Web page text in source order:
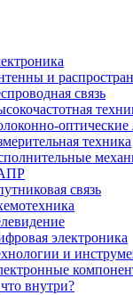
и
связь
техника
связь
электроника
и
внутри?